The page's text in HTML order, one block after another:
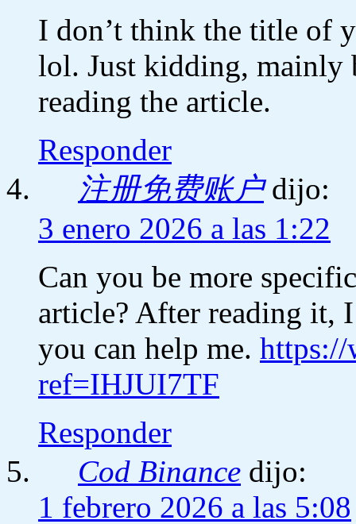
I don’t think the title of
lol. Just kidding, mainly
reading the article.
Responder
注册免费账户 dijo:
3 enero 2026 a las 1:22
Can you be more
article? After reading it,
you can help me. https://
ref=IHJUI7TF
Responder
Cod Binance dijo:
1 febrero 2026 a las 5:08